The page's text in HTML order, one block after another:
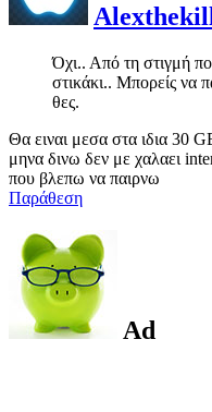
Όχι.. Από τη στιγμή
στικάκι.. Μπορείς να
θες.
Θα ειναι μεσα στα ιδια 30
μηνα δινω δεν με χαλαει
που βλεπω να παιρνω
Παράθεση
Ad